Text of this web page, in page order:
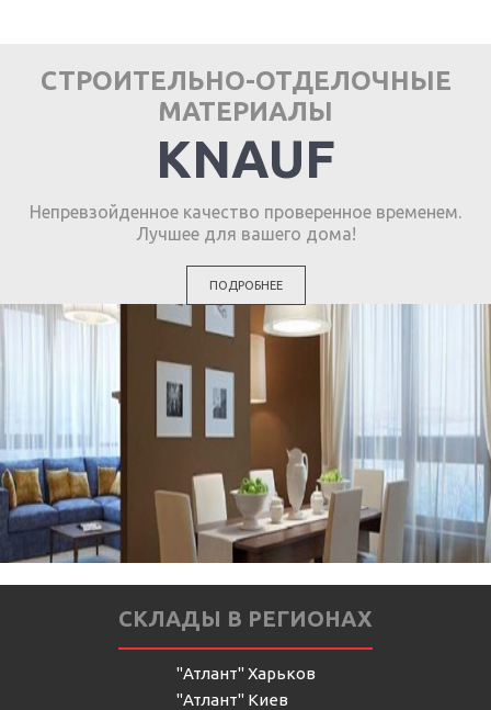
СТРОИТЕЛЬНО-ОТДЕЛОЧНЫЕ
МАТЕРИАЛЫ
KNAUF
Непревзойденное качество проверенное временем.
Лучшее для вашего дома!
ПОДРОБНЕЕ
СКЛАДЫ В РЕГИОНАХ
"Атлант" Харьков
"Атлант" Киев